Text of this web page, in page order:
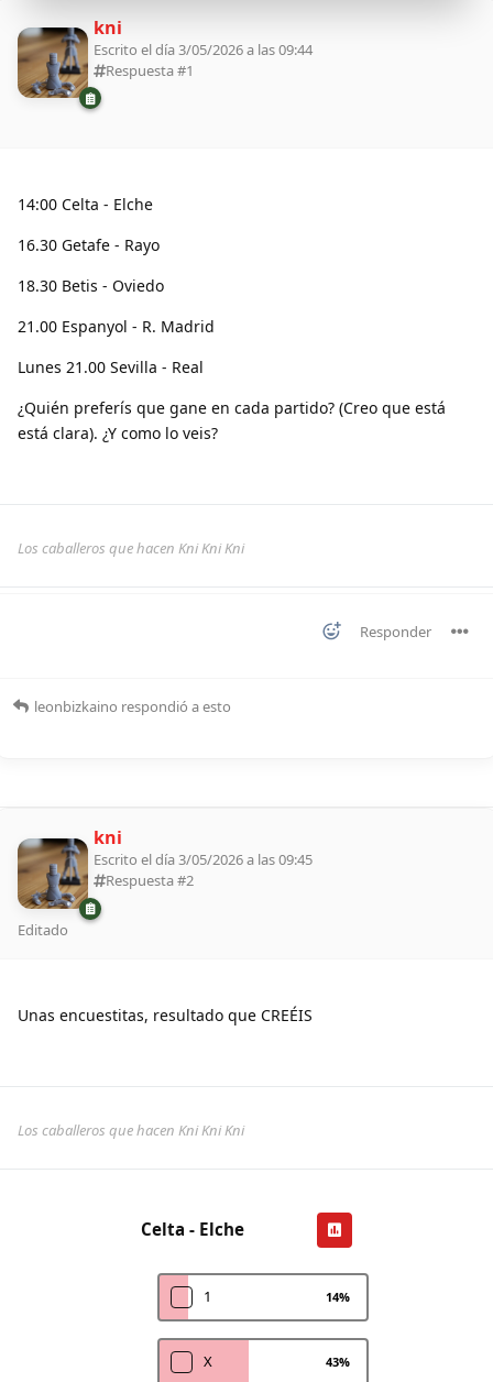
kni
Escrito el día 3/05/2026 a las 09:44
Respuesta #1
14:00 Celta - Elche
16.30 Getafe - Rayo
18.30 Betis - Oviedo
21.00 Espanyol - R. Madrid
Lunes 21.00 Sevilla - Real
¿Quién preferís que gane en cada partido? (Creo que está
está clara). ¿Y como lo veis?
Los caballeros que hacen Kni Kni Kni
Responder
leonbizkaino respondió a esto
kni
Escrito el día 3/05/2026 a las 09:45
Respuesta #2
Editado
Unas encuestitas, resultado que CREÉIS
Los caballeros que hacen Kni Kni Kni
Celta - Elche
1 14%
X 43%